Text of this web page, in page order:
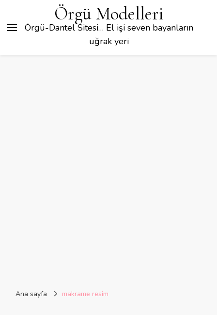
Örgü Modelleri
Örgü-Dantel Sitesi… El işi seven bayanların
uğrak yeri
Ana sayfa makrame resim